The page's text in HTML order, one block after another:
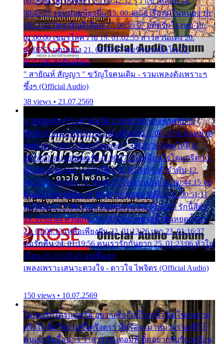
00:45:25 รอหน่อยน้องติ๋ม 15. 00:48:56 เรือล่มในหนอง 16.
00:51:43 บัตรเชิญสีเลือด 17. 00:56:07 อดีตรักโรงทอ 18.
01:00:00 เขมรไล่ควาย 19. 01:02:55 สาวสวนแตง 20.
01:05:51 แอบมอง 21. 01:09:27 พบรักปากน้ำโพ 22.
01:13:06 สายัณห์เมา
" สายัณห์ สัญญา " ขวัญใจคนเดิม - รวมเพลงดังเพราะๆ
ซึ้งๆ (Official Audio)
38 views • 21.07.2569
1. 00:00:00 ทำไมทำฉันได้ 2. 00:03:20 นางฟ้าสลัม 3.
00:06:50 คน 4. 00:10:36 บุญเหลือเกิน 5. 00:13:58 ฝนหยาด
สุดท้าย 6. 00:17:30 ยาใจยาจก 7. 00:20:30 คิดดูให้ดี 8.
00:24:21 ลบรอยแผลรัก 9. 00:27:35 เหมือนใจโดนกรีด 10.
00:30:54 ขบวนการเปาเปียว 11. 00:34:05 คำรำพัน 12.
00:37:20 ปาหนัน 13. 00:40:37 ใจเจ้ากรรม 14. 00:44:15 จูบ
ฉันแล้วจงตายเสีย 15. 00:47:24 ขอสูมาเต๊อะ 16. 00:51:11
คนใจมาร 17. 00:54:50 คืนทรมาน 18. 00:58:25 รักนี้สีดำ
19. 01:01:44 ส่วนเกิน 20. 01:05:42 หยาดน้ำฝนหยดน้ำตา
21. 01:09:13 เหลือเพียงฝัน 22. 01:13:26 เขา 23. 01:16:37
ขอรักคืน 24. 01:19:56 คนเรารักกันยาก 25. 01:23:06 หัวใจ
เถื่อน 26. 01:26:45 อยู่เพื่อลูก
เพลงเพราะเสนาะดวงใจ - ดาวใจ ไพจิตร (Official Audio)
150 views • 10.07.2569
ไม่เคยรักใครแน่หรือ อยากเชื่อถือก็ไม่กล้า ติ๋มใช่คนสวย
ตรึงใจ ติ๋มใช่งามซึ้งตรึงตรา พี่หรือจะมาหมายร่วมชีวี ก็
คนเขาลืออื้อฉาว ว่าสาวๆรุมตอมพี่ ติ๋มอยากรับรักเหมือน